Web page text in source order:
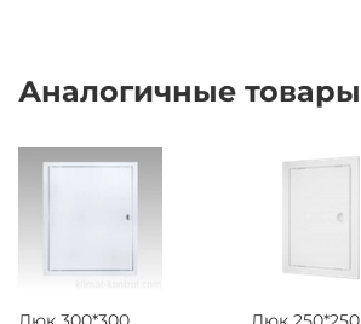
Аналогичные товары